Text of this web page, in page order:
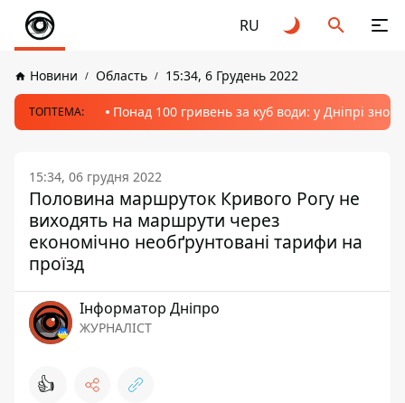
RU
Новини Область 15:34, 6 Грудень 2022
ТОПТЕМА: Понад 100 гривень за куб води: у Дніпрі
15:34, 06 грудня 2022
Половина маршруток Кривого Рогу не
виходять на маршрути через
економічно необґрунтовані тарифи на
проїзд
Інформатор Дніпро
ЖУРНАЛІСТ
👍